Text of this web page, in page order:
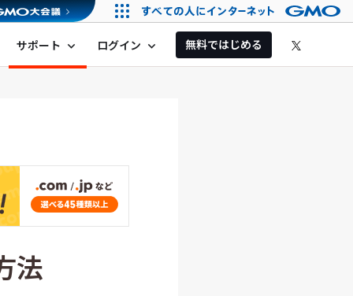
サポート expand_more ログイン expand_more 無料ではじめる
法